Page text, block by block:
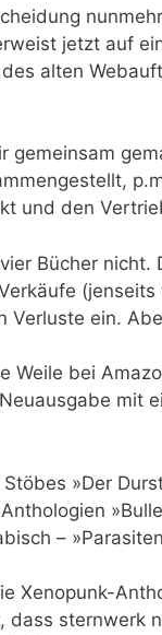
jetzt auf
alten
gemeinsam
und den
Bücher nicht.
Verluste ein.
Weile bei
mit
»Der
–
Xenopunk-
dass sternwerk